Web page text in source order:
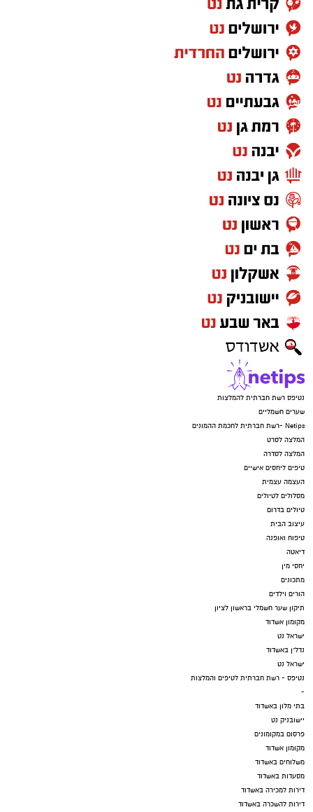
נטיפס רשת חברתית להמלצות
שערים חשמליים
Netips -רשת חברתית לחכמת ההמונים
המלצה לסרט
המלצה לסדרה
טיפים ליחסים אישיים
העצמה עצמית
מסלולים לטיולים
טיולים בדרום
עיצוב הבית
טיפוח ואופנה
דיאטה
יחסי מין
מתכונים
הורים וילדים
תיקון שער חשמלי בראשון לציון
מקומון אשדוד
ישראל נט
נדל"ן באשדוד
ישראל נט
נטיפס - רשת חברתית לטיפים והמלצות
-
בתי מלון באשדוד
יישובניק נט
פרסום במקומונים
מקומון אשדוד
משלוחים באשדוד
מסעדות באשדוד
דירות למכירה באשדוד
דירות להשכרה באשדוד